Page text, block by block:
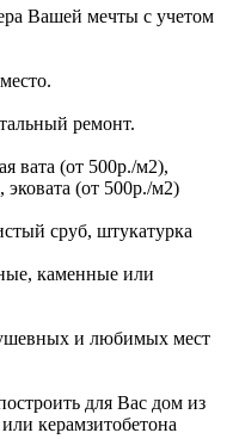
Вашей мечты с учетом
ремонт.
вата (от 500р./м2),
(от 500р./м2)
сруб, штукатурка
каменные или
и любимых мест
для Вас дом из
керамзитобетона